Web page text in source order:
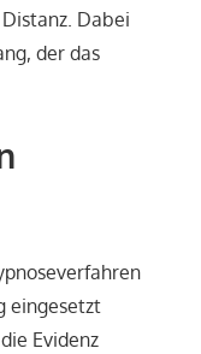
Dabei
der das
eingesetzt
Evidenz